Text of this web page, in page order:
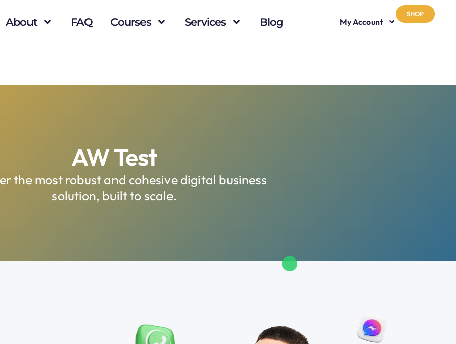
About FAQ Courses Services Blog
SHOP
My Account
AW Test
the most robust and cohesive digital business
solution, built to scale.